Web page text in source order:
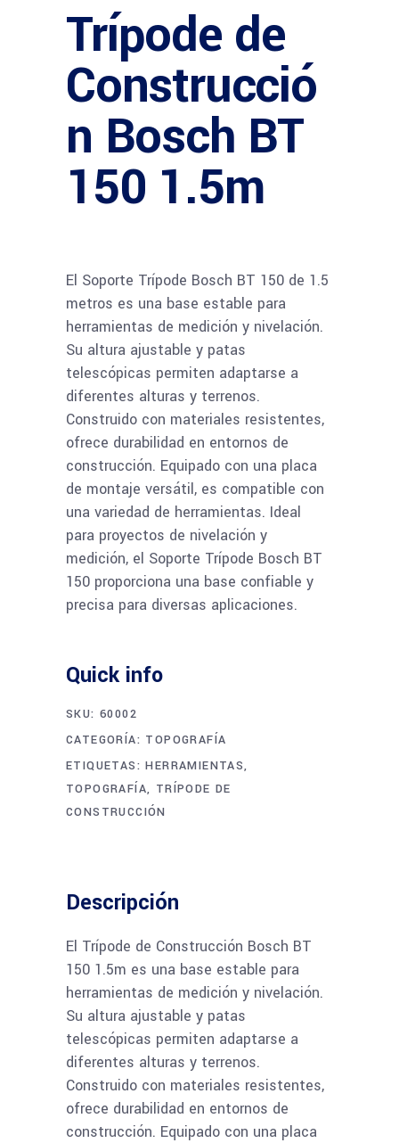
Trípode de
Construcció
n Bosch BT
150 1.5m
El Soporte Trípode Bosch BT 150 de 1.5
metros es una base estable para
herramientas de medición y nivelación.
Su altura ajustable y patas
telescópicas permiten adaptarse a
diferentes alturas y terrenos.
Construido con materiales resistentes,
ofrece durabilidad en entornos de
construcción. Equipado con una placa
de montaje versátil, es compatible con
una variedad de herramientas. Ideal
para proyectos de nivelación y
medición, el Soporte Trípode Bosch BT
150 proporciona una base confiable y
precisa para diversas aplicaciones.
Quick info
SKU: 60002
CATEGORÍA: TOPOGRAFÍA
ETIQUETAS:HERRAMIENTAS,
TOPOGRAFÍA, TRÍPODE DE
CONSTRUCCIÓN
Descripción
El Trípode de Construcción Bosch BT
150 1.5m es una base estable para
herramientas de medición y nivelación.
Su altura ajustable y patas
telescópicas permiten adaptarse a
diferentes alturas y terrenos.
Construido con materiales resistentes,
ofrece durabilidad en entornos de
construcción. Equipado con una placa